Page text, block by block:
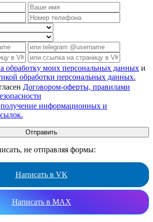
обработку моих персональных данных и
обработки персональных данных.
Договором-оферты, правилами
получение информационных и
не отправляя формы:
Написать в VK
Написать в MAX